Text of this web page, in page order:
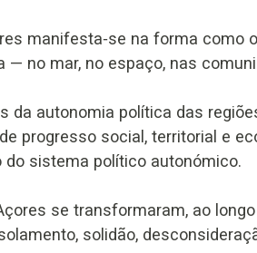
manifesta‑se na forma como
— no mar, no espaço, nas
da autonomia política das
progresso social, territorial e
sistema político autonómico.
se transformaram, ao
solidão,